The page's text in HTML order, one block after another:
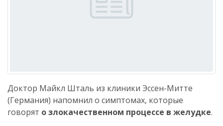
Доктор Майкл Шталь из клиники Эссен-Митте
(Германия) напомнил о симптомах, которые
говорят о злокачественном процессе в желудке.